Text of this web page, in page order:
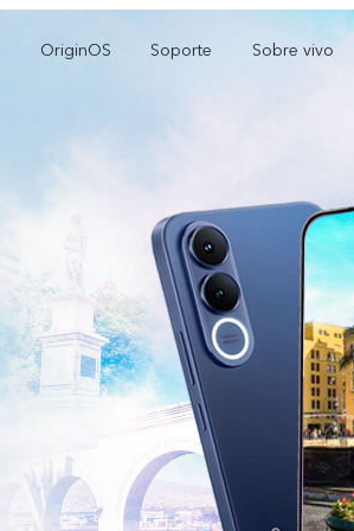
OriginOS Soporte Sobre vivo
Y21 5G nuevo